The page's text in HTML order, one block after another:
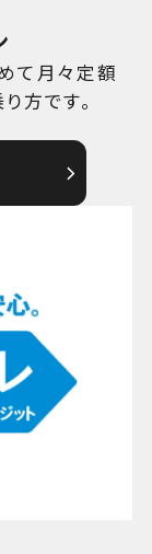
て月々定額
方です。